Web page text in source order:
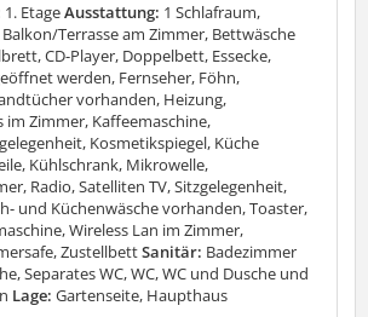
1. EtageAusstattung: 1 Schlafraum,
Terrasse am Zimmer, Bettwäsche
CD-Player, Doppelbett, Essecke,
werden, Fernseher, Föhn,
vorhanden, Heizung,
Zimmer, Kaffeemaschine,
Kosmetikspiegel, Küche
Kühlschrank, Mikrowelle,
Radio, Satelliten TV, Sitzgelegenheit,
und Küchenwäsche vorhanden, Toaster,
Wireless Lan im Zimmer,
ZustellbettSanitär: Badezimmer
Separates WC, WC, WC und Dusche und
Lage: Gartenseite, Haupthaus